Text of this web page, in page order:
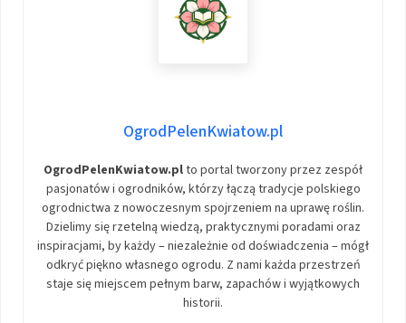
OgrodPelenKwiatow.pl
OgrodPelenKwiatow.plto portal tworzony przez zespół
pasjonatów i ogrodników, którzy łączą tradycje polskiego
ogrodnictwa z nowoczesnym spojrzeniem na uprawę roślin.
Dzielimy się rzetelną wiedzą, praktycznymi poradami oraz
inspiracjami, by każdy – niezależnie od doświadczenia – mógł
odkryć piękno własnego ogrodu. Z nami każda przestrzeń
staje się miejscem pełnym barw, zapachów i wyjątkowych
historii.